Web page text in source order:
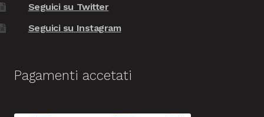
Seguici su Twitter
Seguici su Instagram
Pagamenti accetati